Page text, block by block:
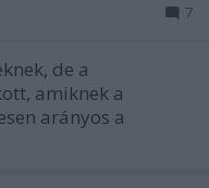
7
de a
amiknek a
arányos a